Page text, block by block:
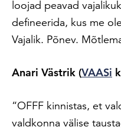
loojad peavad
defineerida, kus me
Vajalik. Põnev.
Anari Västrik (VAASi
“OFFF kinnistas, et
valdkonna välise